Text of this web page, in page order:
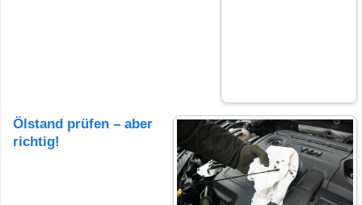
Ölstand prüfen – aber
richtig!